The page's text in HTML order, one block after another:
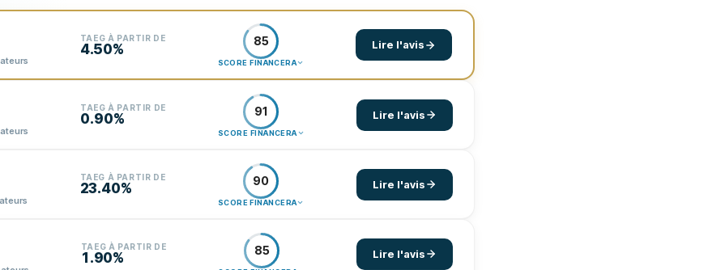
TAEG À PARTIR DE
4.50% 85
SCORE FINANCERA
Lire l'avis
TAEG À PARTIR DE
0.90% 91
SCORE FINANCERA
Lire l'avis
TAEG À PARTIR DE
23.40% 90
SCORE FINANCERA
Lire l'avis
TAEG À PARTIR DE
1.90% 85 Lire l'avis